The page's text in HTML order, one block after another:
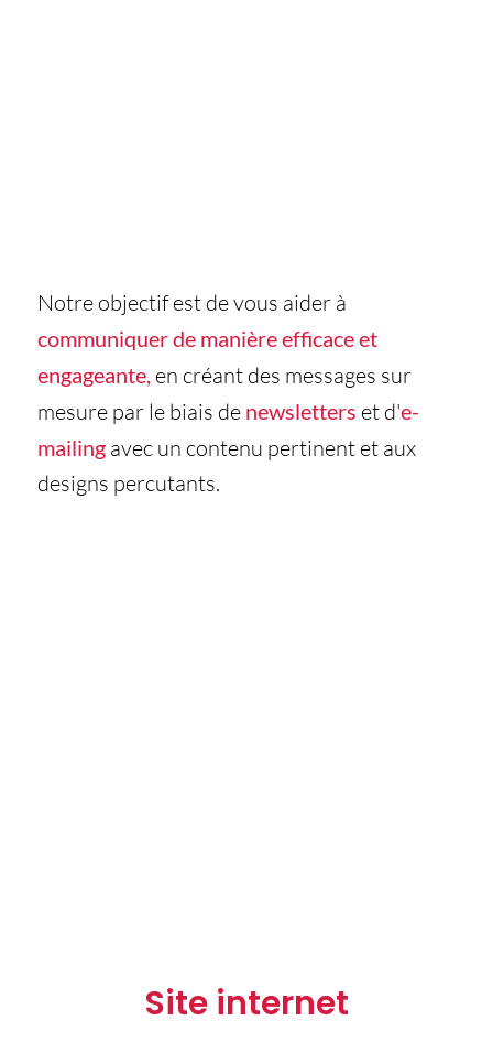
Notre objectif est de vous aider à
communiquer de manière efficace et
engageante,en créant des messages sur
mesure par le biais de newsletters et d'e-
mailing avec un contenu pertinent et aux
designs percutants.
Site internet